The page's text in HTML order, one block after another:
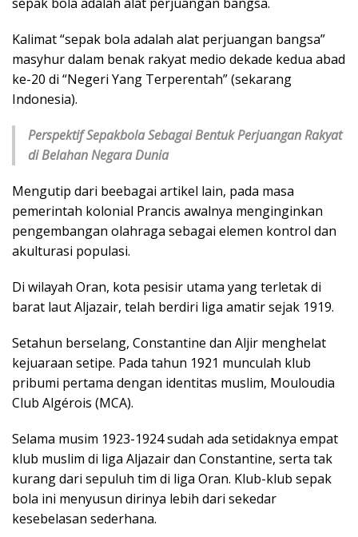
Kalimat “sepak bola adalah alat perjuangan bangsa”
masyhur dalam benak rakyat medio dekade kedua abad
ke-20 di “Negeri Yang Terperentah” (sekarang
Indonesia).
Perspektif Sepakbola Sebagai Bentuk Perjuangan Rakyat
di Belahan Negara Dunia
Mengutip dari beebagai artikel lain, pada masa
pemerintah kolonial Prancis awalnya menginginkan
pengembangan olahraga sebagai elemen kontrol dan
akulturasi populasi.
Di wilayah Oran, kota pesisir utama yang terletak di
barat laut Aljazair, telah berdiri liga amatir sejak 1919.
Setahun berselang, Constantine dan Aljir menghelat
kejuaraan setipe. Pada tahun 1921 munculah klub
pribumi pertama dengan identitas muslim, Mouloudia
Club Algérois (MCA).
Selama musim 1923-1924 sudah ada setidaknya empat
klub muslim di liga Aljazair dan Constantine, serta tak
kurang dari sepuluh tim di liga Oran. Klub-klub sepak
bola ini menyusun dirinya lebih dari sekedar
kesebelasan sederhana.